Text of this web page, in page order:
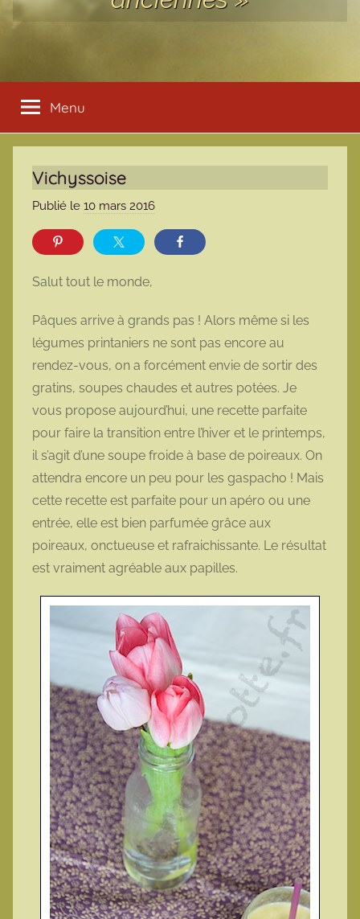
Menu
Vichyssoise
Publié le 10 mars 2016
r
o
t
t
e
Salut tout le monde,
Pâques arrive à grands pas ! Alors même si les
légumes printaniers ne sont pas encore au
rendez-vous, on a forcément envie de sortir des
gratins, soupes chaudes et autres potées. Je
vous propose aujourd’hui, une recette parfaite
pour faire la transition entre l’hiver et le printemps,
il s’agit d’une soupe froide à base de poireaux. On
attendra encore un peu pour les gaspacho ! Mais
cette recette est parfaite pour un apéro ou une
entrée, elle est bien parfumée grâce aux
poireaux, onctueuse et rafraichissante. Le résultat
est vraiment agréable aux papilles.